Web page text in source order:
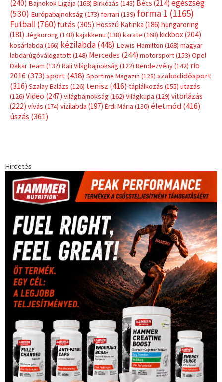
(240) Bajnokok Ligája (168) Birkózás (143) Bécs (214) egészség
(530) Európabajnokság (173) ferrari (139) forma 1 (1165)
Futball (760) futás (305) Hosszú Katinka (186) hungaroring
(181) Jégkorong (148) kajakkenu (138) karate (168) kickbox(204)
kosárlabda (166) kézilabda(448) Lewis Hamilton (168) magyar
labdarúgóválogatott(148) Mercedes (244) motorsport(153) Opel
Dakar Team (132) Rali Világbajnokság (122) Rendezvény(142) rio
2016 (373) sport(438) Sportime Magazin (128) szabadidősport
(316) Szalay Balázs (126) tenisz (416) táplálkozás (155) utazás
(126) Video (247) világbajnokság (162) Világkupa (129) vitorlázás
(222) vívás (174) vízilabda (197) Érdi Mária (130) életmód(416)
úszás (361)
Hirdetés